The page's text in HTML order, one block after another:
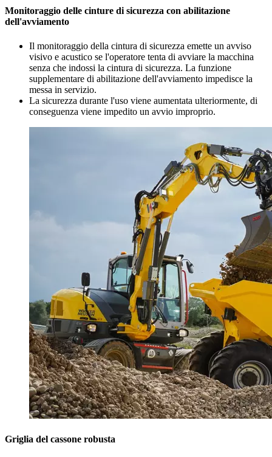
Monitoraggio delle cinture di sicurezza con abilitazione
dell'avviamento
Il monitoraggio della cintura di sicurezza emette un avviso
visivo e acustico se l'operatore tenta di avviare la macchina
senza che indossi la cintura di sicurezza. La funzione
supplementare di abilitazione dell'avviamento impedisce la
messa in servizio.
La sicurezza durante l'uso viene aumentata ulteriormente, di
conseguenza viene impedito un avvio improprio.
Griglia del cassone robusta